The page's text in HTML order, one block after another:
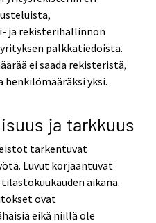
ja rekisterihallinnon
palkkatiedoista.
ei saada rekisteristä,
yksi.
ja tarkkuus
tarkentuvat
Luvut korjaantuvat
aikana.
ovat
eikä niillä ole